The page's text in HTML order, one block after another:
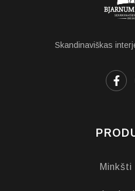
Skandinaviškas
Minkšti